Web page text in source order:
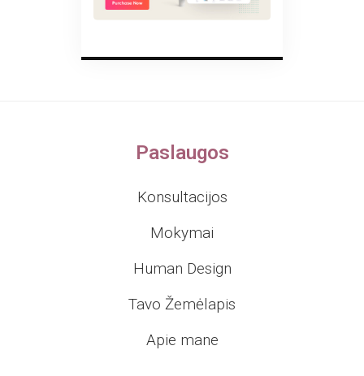
Paslaugos
Konsultacijos
Mokymai
Human Design
Tavo Žemėlapis
Apie mane